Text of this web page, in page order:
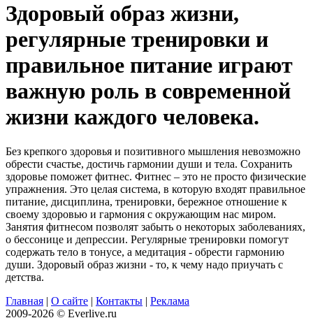
Здоровый образ жизни,
регулярные тренировки и
правильное питание играют
важную роль в современной
жизни каждого человека.
Без крепкого здоровья и позитивного мышления невозможно
обрести счастье, достичь гармонии души и тела. Сохранить
здоровье поможет фитнес. Фитнес – это не просто физические
упражнения. Это целая система, в которую входят правильное
питание, дисциплина, тренировки, бережное отношение к
своему здоровью и гармония с окружающим нас миром.
Занятия фитнесом позволят забыть о некоторых заболеваниях,
о бессонице и депрессии. Регулярные тренировки помогут
содержать тело в тонусе, а медитация - обрести гармонию
души. Здоровый образ жизни - то, к чему надо приучать с
детства.
Главная | О сайте | Контакты | Реклама
2009-2026 © Everlive.ru